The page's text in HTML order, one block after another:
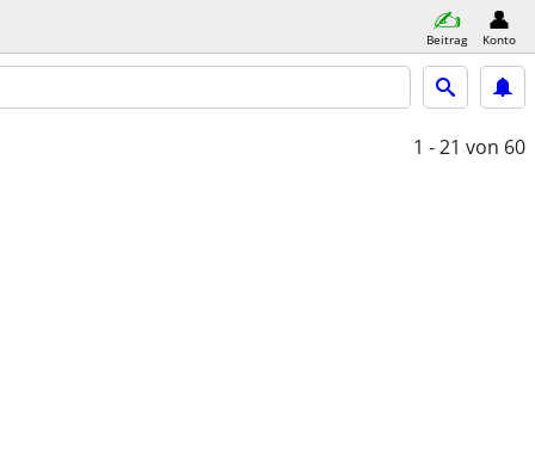
Beitrag Konto
1 - 21 von 60